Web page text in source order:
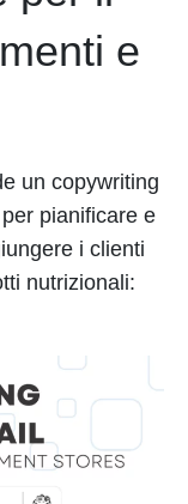
e
un copywriting
pianificare e
i clienti
nutrizionali: